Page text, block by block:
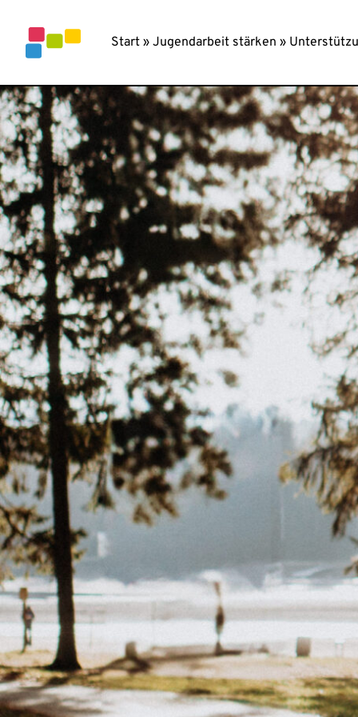
Start» Jugendarbeit stärken »